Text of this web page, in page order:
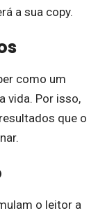
a sua copy.
como um
vida. Por isso,
que o
o leitor a